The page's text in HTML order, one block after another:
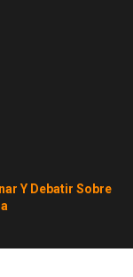
Y Debatir Sobre